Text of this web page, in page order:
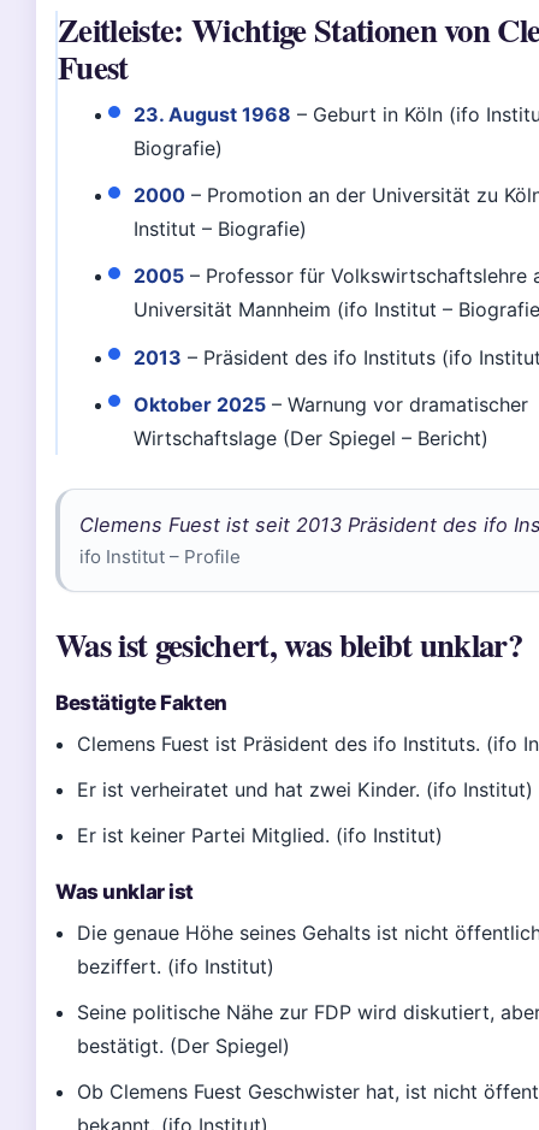
Zeitleiste: Wichtige Stationen von
Fuest
23. August 1968 – Geburt in Köln (ifo
Biografie)
2000 – Promotion an der Universität zu
Institut – Biografie)
2005 – Professor für Volkswirtschaftslehre
Universität Mannheim (ifo Institut –
2013 – Präsident des ifo Instituts (ifo
Oktober 2025 – Warnung vor dramatischer
Wirtschaftslage (Der Spiegel – Bericht)
Clemens Fuest ist seit 2013 Präsident des ifo
ifo Institut – Profile
Was ist gesichert, was bleibt unklar?
Bestätigte Fakten
Clemens Fuest ist Präsident des ifo Instituts. (ifo
Er ist verheiratet und hat zwei Kinder. (ifo Institut)
Er ist keiner Partei Mitglied. (ifo Institut)
Was unklar ist
Die genaue Höhe seines Gehalts ist nicht
beziffert. (ifo Institut)
Seine politische Nähe zur FDP wird diskutiert,
bestätigt. (Der Spiegel)
Ob Clemens Fuest Geschwister hat, ist nicht
bekannt. (ifo Institut)